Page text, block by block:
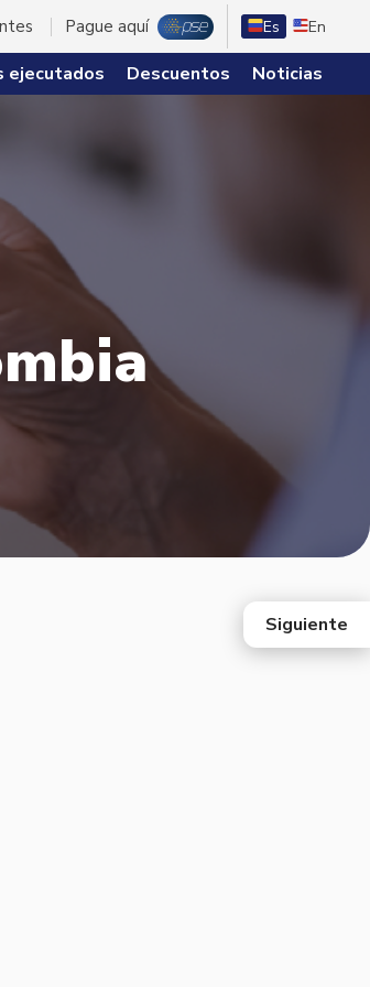
Pague aquí Es En
ejecutados Descuentos Noticias
Siguiente